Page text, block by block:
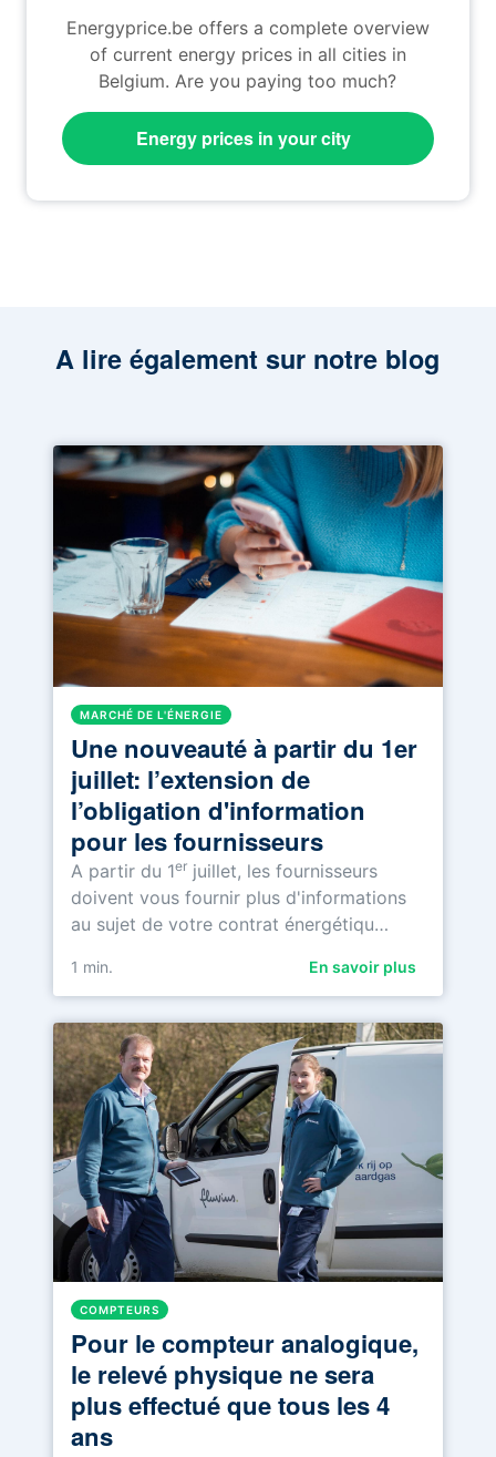
Energyprice.be offers a complete overview
of current energy prices in all cities in
Belgium. Are you paying too much?
Energy prices in your city
A lire également sur notre blog
MARCHÉ DE L'ÉNERGIE
Une nouveauté à partir du 1er
juillet: l’extension de
l’obligation d'information
pour les fournisseurs
A partir du 1er juillet, les fournisseurs
doivent vous fournir plus d'informations
au sujet de votre contrat énergétiqu…
1 min. En savoir plus
COMPTEURS
Pour le compteur analogique,
le relevé physique ne sera
plus effectué que tous les 4
ans